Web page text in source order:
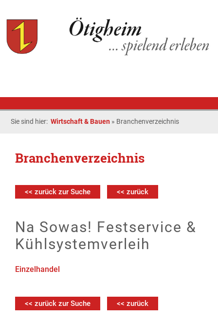
Sie sind hier:Wirtschaft & Bauen » Branchenverzeichnis
Branchenverzeichnis
<< zurück zur Suche << zurück
Na Sowas! Festservice &
Kühlsystemverleih
Einzelhandel
<< zurück zur Suche << zurück